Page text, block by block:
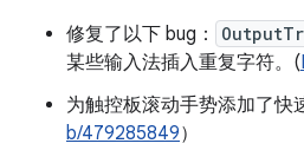
修复了以下 bug：
某些输入法插入重复字符。(
为触控板滚动手势添加了快
b/479285849）